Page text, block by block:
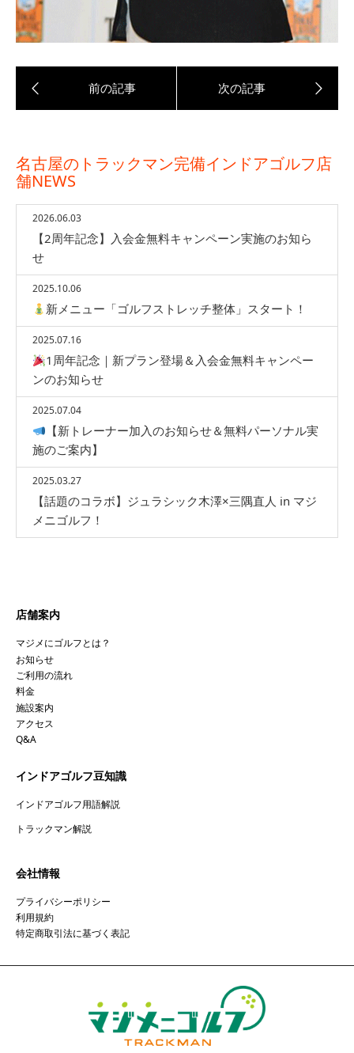
名古屋のトラックマン完備インドアゴルフ店
舗NEWS
2026.06.03
【2周年記念】入会金無料キャンペーン実施のお知ら
せ
2025.10.06
新メニュー「ゴルフストレッチ整体」スタート！
2025.07.16
1周年記念｜新プラン登場＆入会金無料キャンペー
ンのお知らせ
2025.07.04
【新トレーナー加入のお知らせ＆無料パーソナル実
施のご案内】
2025.03.27
【話題のコラボ】ジュラシック木澤×三隅直人 in マジ
メニゴルフ！
店舗案内
マジメにゴルフとは？
お知らせ
ご利用の流れ
料金
施設案内
アクセス
Q&A
インドアゴルフ豆知識
インドアゴルフ用語解説
トラックマン解説
会社情報
プライバシーポリシー
利用規約
特定商取引法に基づく表記